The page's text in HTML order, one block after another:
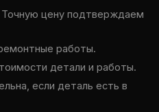
Точную цену подтверждаем
работы.
детали и работы.
если деталь есть в